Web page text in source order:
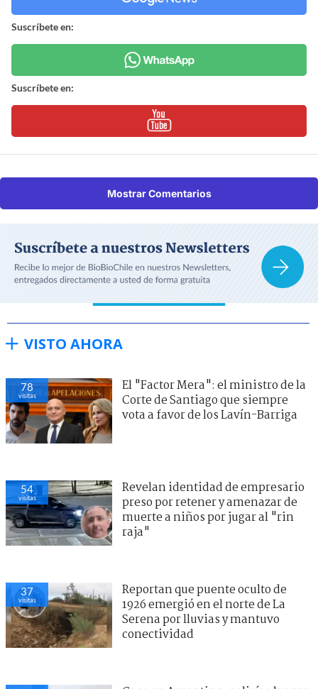
Suscríbete en:
Suscríbete en:
Mostrar Comentarios
VISTO AHORA
78
visitas
El "Factor Mera": el ministro de la
Corte de Santiago que siempre
vota a favor de los Lavín-Barriga
54
visitas
Revelan identidad de empresario
preso por retener y amenazar de
muerte a niños por jugar al "rin
raja"
37
visitas
Reportan que puente oculto de
1926 emergió en el norte de La
Serena por lluvias y mantuvo
conectividad